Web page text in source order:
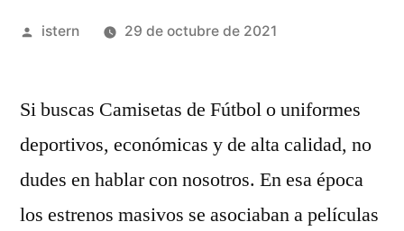
Publicado
istern 29 de octubre de 2021
Si buscas Camisetas de Fútbol o uniformes
deportivos, económicas y de alta calidad, no
dudes en hablar con nosotros. En esa época
los estrenos masivos se asociaban a películas